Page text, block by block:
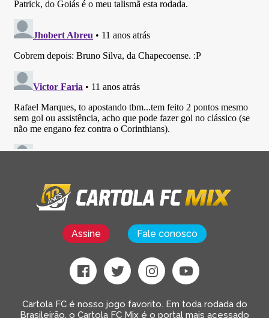
Assine Fale conosco
Cartola FC é nosso jogo favorito. Em toda rodada do
Brasileirão, o Cartola FC Mix é o portal mais acessado